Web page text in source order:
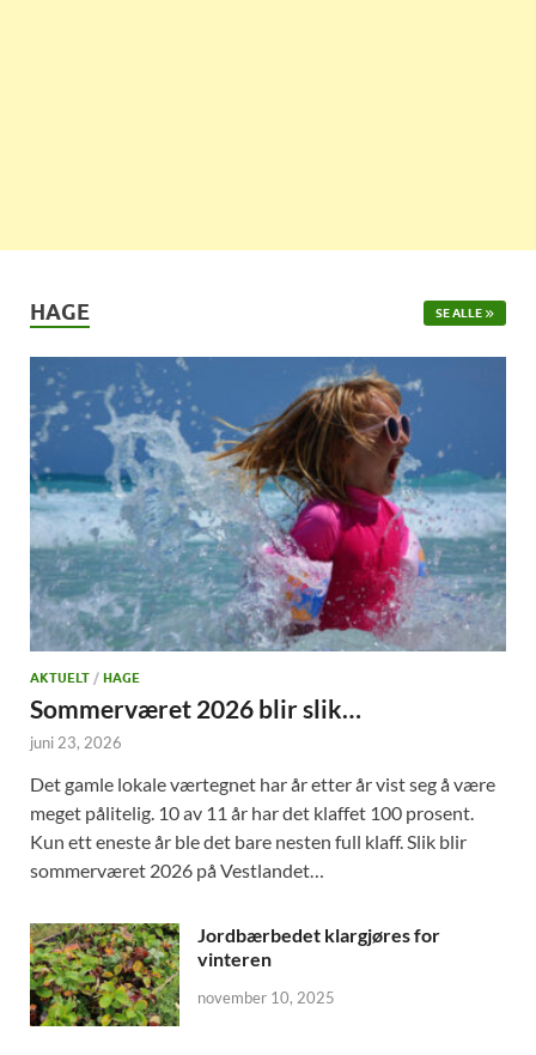
HAGE SE ALLE
AKTUELT / HAGE
Sommerværet 2026 blir slik…
juni 23, 2026
Det gamle lokale værtegnet har år etter år vist seg å være
meget pålitelig. 10 av 11 år har det klaffet 100 prosent.
Kun ett eneste år ble det bare nesten full klaff. Slik blir
sommerværet 2026 på Vestlandet…
Jordbærbedet klargjøres for
vinteren
november 10, 2025